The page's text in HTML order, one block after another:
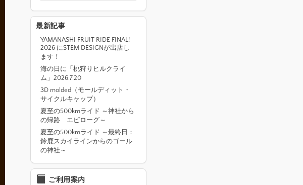
最新記事
YAMANASHI FRUIT RIDE FINAL!
2026 にSTEM DESIGNが出店し
ます！
海の日に「桃狩りヒルクライ
ム」2026.7.20
3D molded（モールディット・
サイクルキャップ）
夏至の500kmライド ～神社から
の帰路 エピローグ～
夏至の500kmライド ～最終日：
鈴鹿スカイラインからのゴール
の神社～
ご利用案内